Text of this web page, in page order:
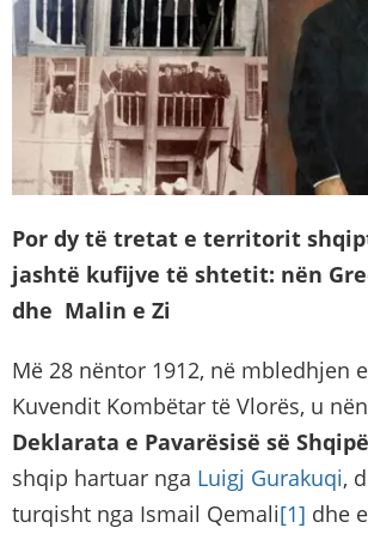
Por dy të tretat e territorit
jashtë kufijve të shtetit: nën
dhe Malin e Zi
Më 28 nëntor 1912, në mbledhjen
Kuvendit Kombëtar të Vlorës, u
Deklarata e Pavarësisë së
shqip hartuar nga Luigj Gurakuqi,
turqisht nga Ismail Qemali[1] dhe